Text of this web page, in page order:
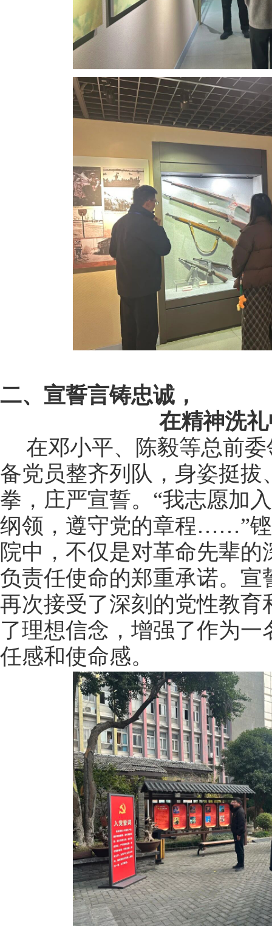
二、宣誓言铸忠诚，
在精神洗
在邓小平、陈毅等总前
备党员整齐列队，身姿挺
拳，庄严宣誓。 “我志愿加
纲领，遵守党的章程……”
院中，不仅是对革命先辈
负责任使命的郑重承诺。
再次接受了深刻的党性教
了理想信念，增强了作为
任感和使命感。